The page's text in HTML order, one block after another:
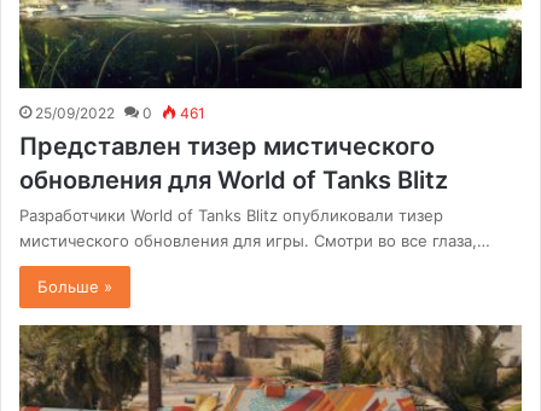
25/09/2022 0 461
Представлен тизер мистического
обновления для World of Tanks Blitz
Разработчики World of Tanks Blitz опубликовали тизер
мистического обновления для игры. Смотри во все глаза,…
Больше »